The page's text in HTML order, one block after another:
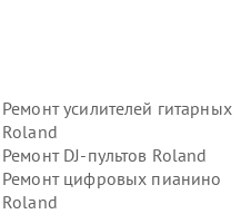
Ремонт усилителей гитарных
Roland
Ремонт DJ-пультов Roland
Ремонт цифровых пианино
Roland